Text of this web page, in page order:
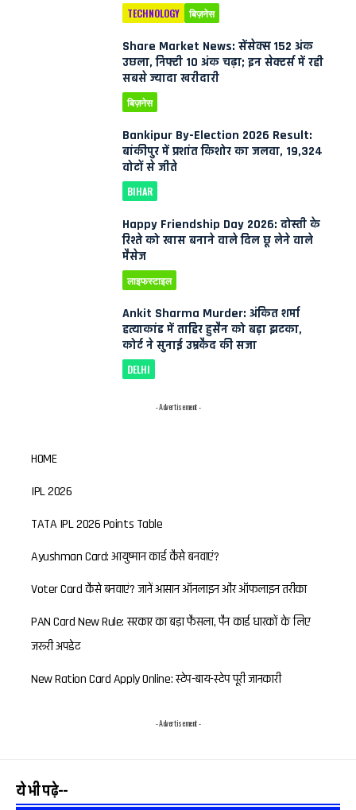
TECHNOLOGY बिज़नेस
Share Market News: सेंसेक्स 152 अंक
उछला, निफ्टी 10 अंक चढ़ा; इन सेक्टर्स में रही
सबसे ज्यादा खरीदारी
बिज़नेस
Bankipur By-Election 2026 Result:
बांकीपुर में प्रशांत किशोर का जलवा, 19,324
वोटों से जीते
BIHAR
Happy Friendship Day 2026: दोस्ती के
रिश्ते को खास बनाने वाले दिल छू लेने वाले
मैसेज
लाइफस्टाइल
Ankit Sharma Murder: अंकित शर्मा
हत्याकांड में ताहिर हुसैन को बड़ा झटका,
कोर्ट ने सुनाई उम्रकैद की सजा
DELHI
- Advertisement -
HOME
IPL 2026
TATA IPL 2026 Points Table
Ayushman Card: आयुष्मान कार्ड कैसे बनवाएं?
Voter Card कैसे बनवाएं? जानें आसान ऑनलाइन और ऑफलाइन तरीका
PAN Card New Rule: सरकार का बड़ा फैसला, पैन कार्ड धारकों के लिए
जरूरी अपडेट
New Ration Card Apply Online: स्टेप-बाय-स्टेप पूरी जानकारी
- Advertisement -
ये भी पढ़े--